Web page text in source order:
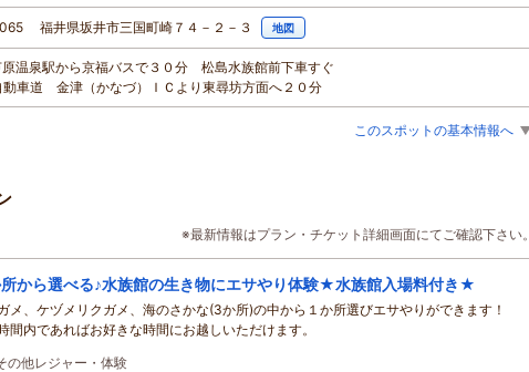
福井県坂井市三国町崎７４－２－３ 地図
原温泉駅から京福バスで３０分 松島水族館前下車すぐ
動車道 金津（かなづ）ＩＣより東尋坊方面へ２０分
このスポットの基本情報へ
※最新情報はプラン・チケット詳細画面にてご確認下さい。
所から選べる♪水族館の生き物にエサやり体験★水族館入場料付き★
メ、ケヅメリクガメ、海のさかな(3か所)の中から１か所選びエサやりができます！
間内であればお好きな時間にお越しいただけます。
の他レジャー・体験